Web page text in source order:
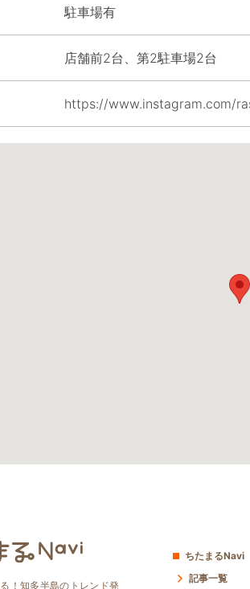
駐車場有
店舗前2台、第2駐車場2台
https://www.instagram.com/
！知多半島のトレンド発
ちたまるNavi
記事一覧